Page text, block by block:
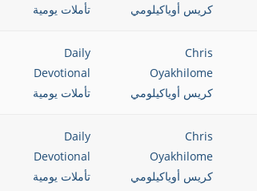
كريس أوياكيلومي
تأملات يومية
Chris
Oyakhilome
كريس أوياكيلومي
Daily
Devotional
تأملات يومية
Chris
Oyakhilome
كريس أوياكيلومي
Daily
Devotional
تأملات يومية